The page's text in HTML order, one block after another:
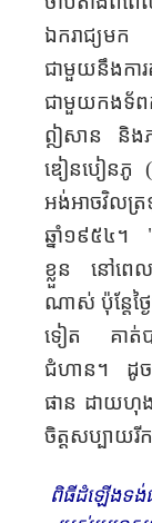
ឯករាជ្យ​មក
ជាមួយ​នឹង​កា
ជាមួយ​កងទ័ព
ឦសាន និង​ភ
ឌៀនបៀនភូ (
អង់អាច​វិល​
ឆ្នាំ១៩៥៤។ "
ខ្លួន នៅ​ពេ
ណាស់ ប៉ុន្តែ​ថ្ង
ទៀត គាត់​ប
ជំហាន​។ ដូច
ផាន ដាយហុ
ចិត្ត​សប្បាយរី
ពិធីដំឡើង​ទង់